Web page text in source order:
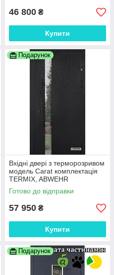
46 800 ₴
Купити
Подарунок
Вхідні двері з терморозривом
модель Carat комплектація
TERMIX, ABWEHR
Готово до відправки
57 950 ₴
Купити
Подарунок